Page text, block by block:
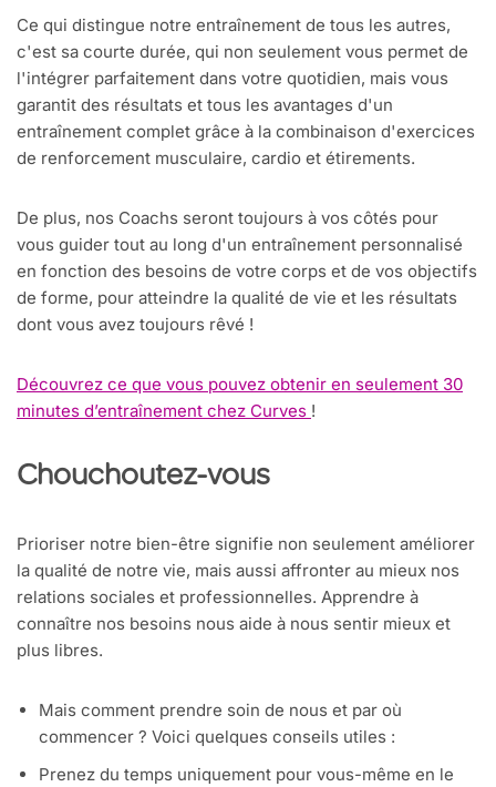
Ce qui distingue notre entraînement de tous les autres,
c'est sa courte durée, qui non seulement vous permet de
l'intégrer parfaitement dans votre quotidien, mais vous
garantit des résultats et tous les avantages d'un
entraînement complet grâce à la combinaison d'exercices
de renforcement musculaire, cardio et étirements.
De plus, nos Coachs seront toujours à vos côtés pour
vous guider tout au long d'un entraînement personnalisé
en fonction des besoins de votre corps et de vos objectifs
de forme, pour atteindre la qualité de vie et les résultats
dont vous avez toujours rêvé !
Découvrez ce que vous pouvez obtenir en seulement 30
minutes d’entraînement chez Curves !
Chouchoutez-vous
Prioriser notre bien-être signifie non seulement améliorer
la qualité de notre vie, mais aussi affronter au mieux nos
relations sociales et professionnelles. Apprendre à
connaître nos besoins nous aide à nous sentir mieux et
plus libres.
Mais comment prendre soin de nous et par où
commencer ? Voici quelques conseils utiles :
Prenez du temps uniquement pour vous-même en le